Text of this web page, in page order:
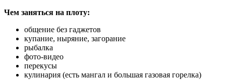
Чем заняться на плоту:
общение без гаджетов
купание, ныряние, загорание
рыбалка
фото-видео
перекусы
кулинария (есть мангал и большая газовая горелка)